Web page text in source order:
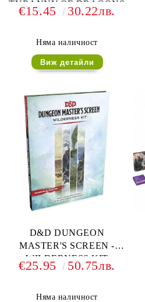
TYRANNY OF DRAGONS
€15.45 30.22лв.
Няма наличност
Виж детайли
D&D DUNGEON
MASTER'S SCREEN -
WILDERNESS KIT
€25.95 50.75лв.
Няма наличност